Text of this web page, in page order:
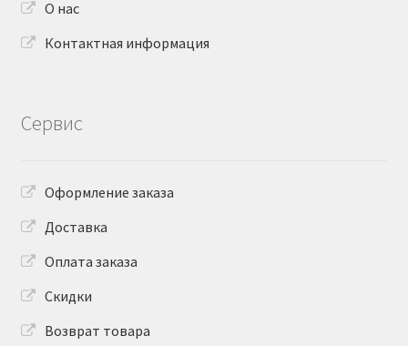
О нас
Контактная информация
Сервис
Оформление заказа
Доставка
Оплата заказа
Скидки
Возврат товара